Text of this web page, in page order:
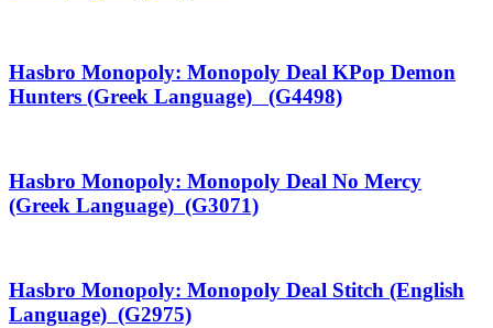
Hasbro Monopoly: Monopoly Deal KPop Demon
Hunters (Greek Language) (G4498)
Hasbro Monopoly: Monopoly Deal No Mercy
(Greek Language) (G3071)
Hasbro Monopoly: Monopoly Deal Stitch (English
Language) (G2975)